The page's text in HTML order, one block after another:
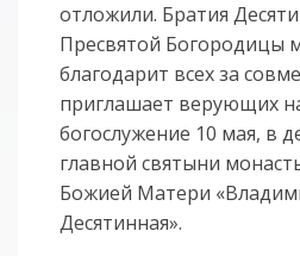
отложили. Братия
Пресвятой Богородицы
благодарит всех за
приглашает верующих
богослужение 10 мая, в
главной святыни
Божией Матери
Десятинная».